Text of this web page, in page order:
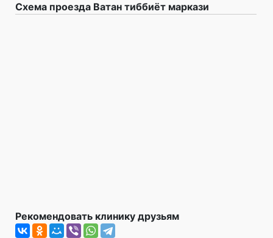
Схема проезда Ватан тиббиёт маркази
Рекомендовать клинику друзьям